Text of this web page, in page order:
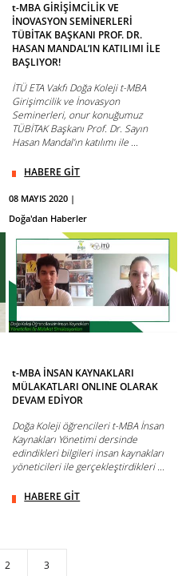
t-MBA GİRİŞİMCİLİK VE
İNOVASYON SEMİNERLERİ
TÜBİTAK BAŞKANI PROF. DR.
HASAN MANDAL’IN KATILIMI İLE
BAŞLIYOR!
İTÜ ETA Vakfı Doğa Koleji t-MBA
Girişimcilik ve İnovasyon
Seminerleri, onur konuğumuz
TÜBİTAK Başkanı Prof. Dr. Sayın
Hasan Mandal’ın katılımı ile ...
HABERE GİT
08 MAYIS 2020 |
Doğa'dan Haberler
t-MBA İNSAN KAYNAKLARI
MÜLAKATLARI ONLINE OLARAK
DEVAM EDİYOR
Doğa Koleji öğrencileri t-MBA İnsan
Kaynakları Yönetimi dersinde
edindikleri bilgileri insan kaynakları
yöneticileri ile gerçekleştirdikleri ...
HABERE GİT
2 3